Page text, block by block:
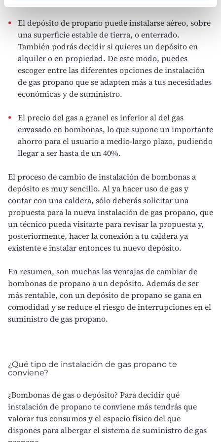
Eldepósito de propanopuede instalarse aéreo, sobre
una superficie estable de tierra, o enterrado.
También podrás decidir si quieres un depósito en
alquiler o en propiedad. De este modo, puedes
escoger entre las diferentes opciones de instalación
de gas propano que se adapten más a tus necesidades
económicas y de suministro.
El precio del gas a granel es inferior al del gas
envasado en bombonas, lo que supone un importante
ahorro para el usuario a medio-largo plazo, pudiendo
llegar a ser hasta de un 40%.
El proceso decambio de instalación de bombonas a
depósitoes muy sencillo. Al ya hacer uso de gas y
contar con una caldera, sólo deberás solicitar una
propuesta para la nueva instalación de gas propano, que
un técnico pueda visitarte para revisar la propuesta y,
posteriormente, hacer la conexión a tu caldera ya
existente e instalar entonces tu nuevo depósito.
En resumen, son muchas las ventajas de cambiar de
bombonas de propano a un depósito. Además de ser
más rentable, con un depósito de propano se gana en
comodidad y se reduce el riesgo de interrupciones en el
suministro de gas propano.
¿Qué tipo de instalación de gas propano te
conviene?
¿Bombonas de gas o depósito? Para decidir qué
instalación de propano te conviene más tendrás que
valorar tus consumos y el espacio físico del que
dispones para albergar el sistema desuministro de gas